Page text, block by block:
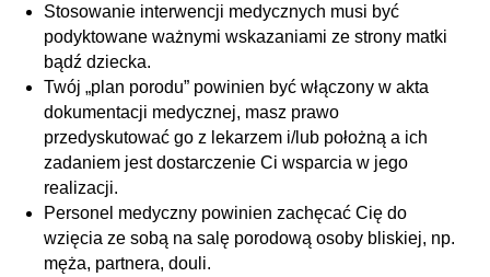
Stosowanie interwencji medycznych musi być
podyktowane ważnymi wskazaniami ze strony matki
bądź dziecka.
Twój „plan porodu” powinien być włączony w akta
dokumentacji medycznej, masz prawo
przedyskutować go z lekarzem i/lub położną a ich
zadaniem jest dostarczenie Ci wsparcia w jego
realizacji.
Personel medyczny powinien zachęcać Cię do
wzięcia ze sobą na salę porodową osoby bliskiej, np.
męża, partnera, douli.